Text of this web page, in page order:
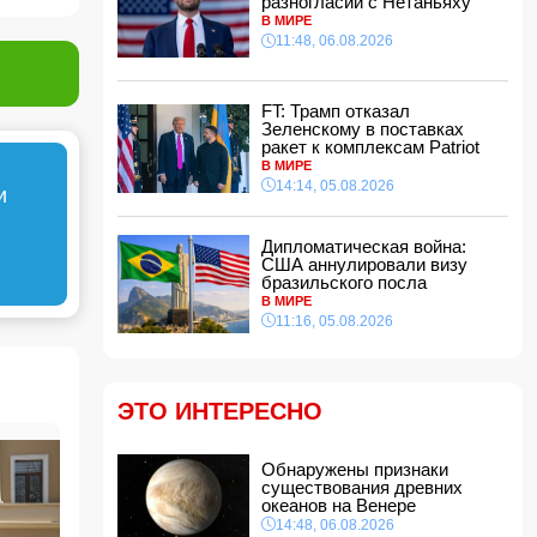
12:00, 06.08.2026
Вэнс признал наличие разногласий с
В Агджабединском районе произошло
смертельное ДТП: есть погибший и
пострадавший
11:40, 06.08.2026
Кем был погибший при падении в шахту
лифта в торговом центре Баку?
11:34, 06.08.2026
Чагатай Улусой оказался в центре внимания
из-за лишнего веса- ФОТО
11:32, 06.08.2026
запрет на работу под открытым небом
11:28, 06.08.2026
Три детских сада МВД переданы Управлению
образования города Баку
В МИРЕ
11:48, 06.08.2026
FT: Трамп отказал
Зеленскому в поставках
ракет к комплексам Patriot
В МИРЕ
14:14, 05.08.2026
Дипломатическая война:
США аннулировали визу
бразильского посла
В МИРЕ
11:16, 05.08.2026
ЭТО ИНТЕРЕСНО
Обнаружены признаки
существования древних
океанов на Венере
14:48, 06.08.2026